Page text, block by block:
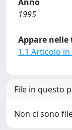
1995
Appare nelle
1.1 Articolo
File in questo
Non ci sono